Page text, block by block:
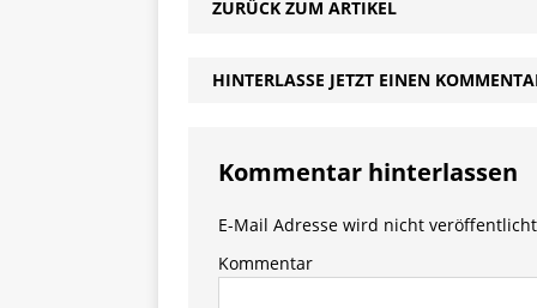
ZURÜCK ZUM ARTIKEL
HINTERLASSE JETZT EINEN
Kommentar hinterlassen
E-Mail Adresse wird nicht
Kommentar